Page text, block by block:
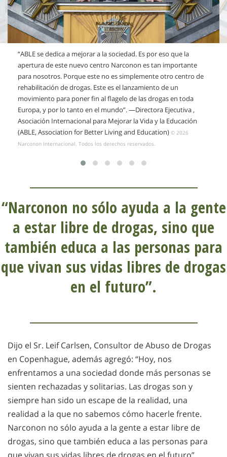
“ABLE se dedica a mejorar a la sociedad. Es por eso que la
apertura de este nuevo centro Narconon es tan importante
para nosotros. Porque este no es simplemente otro centro de
rehabilitación de drogas. Este es el lanzamiento de un
movimiento para poner fin al flagelo de las drogas en toda
Europa, y por lo tanto en el mundo”.—Directora Ejecutiva ,
Asociación Internacional para Mejorar la Vida y la Educación
(ABLE, Association for Better Living and Education) © 2026
Narconon Internacional. Todos los derechos reservados.
“Narconon no sólo ayuda a la gente
a estar libre de drogas, sino que
también educa a las personas para
que vivan sus vidas libres de drogas
en el futuro”.
Dijo el Sr. Leif Carlsen, Consultor de Abuso de Drogas
en Copenhague, además agregó: “Hoy, nos
enfrentamos a una sociedad donde más personas se
sienten rechazadas y solitarias. Las drogas son y
siempre han sido un escape de la realidad, una
realidad a la que no sabemos cómo hacerle frente.
Narconon no sólo ayuda a la gente a estar libre de
drogas, sino que también educa a las personas para